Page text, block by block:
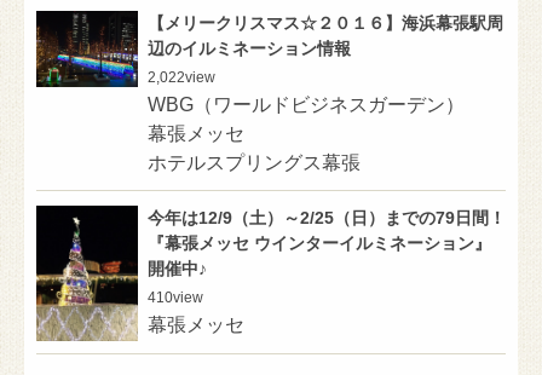
【メリークリスマス☆２０１６】海浜幕張駅周
辺のイルミネーション情報
2,022view
WBG（ワールドビジネスガーデン）
幕張メッセ
ホテルスプリングス幕張
今年は12/9（土）～2/25（日）までの79日間！
『幕張メッセ ウインターイルミネーション』
開催中♪
410view
幕張メッセ